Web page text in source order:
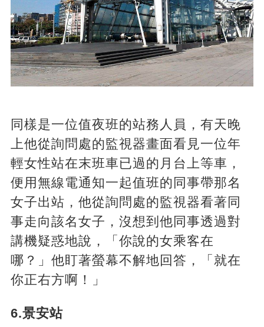
同樣是一位值夜班的站務人員，有天晚
上他從詢問處的監視器畫面看見一位年
輕女性站在末班車已過的月台上等車，
便用無線電通知一起值班的同事帶那名
女子出站，他從詢問處的監視器看著同
事走向該名女子，沒想到他同事透過對
講機疑惑地說，「你說的女乘客在
哪？」他盯著螢幕不解地回答，「就在
你正右方啊！」
6.景安站